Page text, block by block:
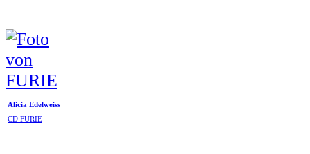
Alicia Edelweiss
CD FURIE